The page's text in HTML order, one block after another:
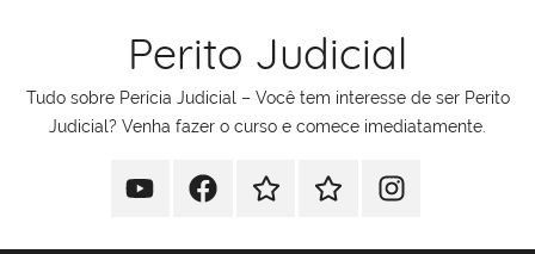
conteúdo
Perito Judicial
Tudo sobre Perícia Judicial – Você tem interesse de ser Perito
Judicial? Venha fazer o curso e comece imediatamente.
YoutubeFacebookWhatsappTelegramInstagram